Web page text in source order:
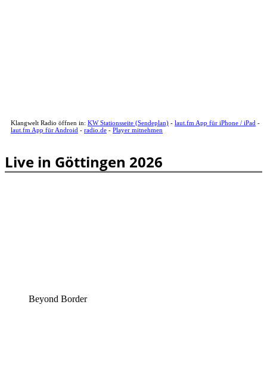
Klangwelt Radio öffnen in: KW Stationsseite (Sendeplan) - laut.fm App für iPhone / iPad -
laut.fm App für Android - radio.de - Player mitnehmen
Live in Göttingen 2026
Beyond Border